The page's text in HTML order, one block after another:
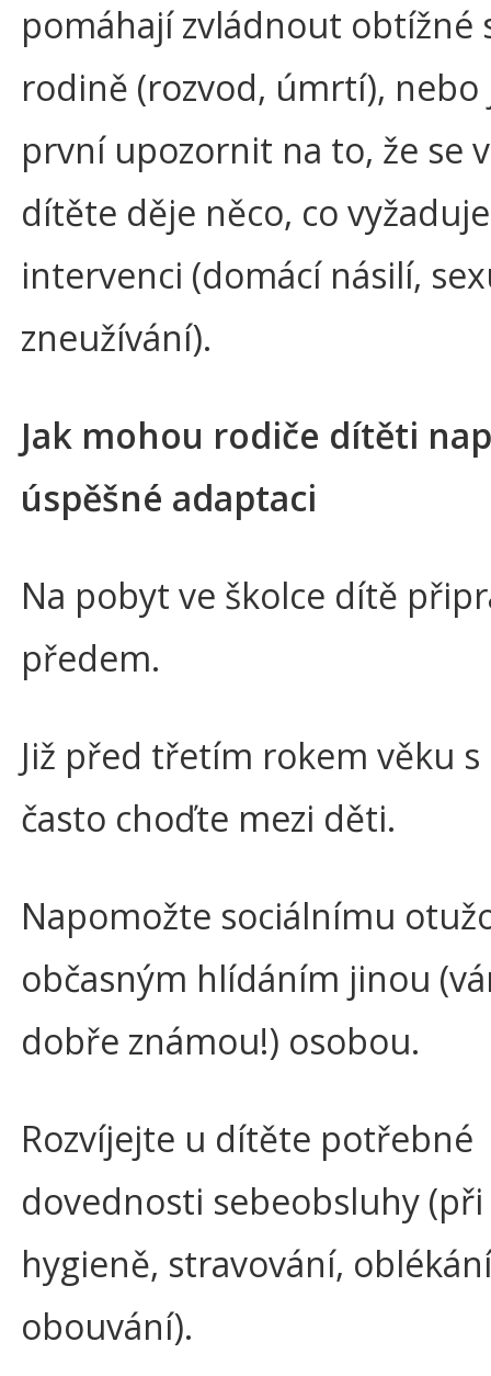
pomáhají zvládnout obtížné
rodině (rozvod, úmrtí), nebo
první upozornit na to, že se
dítěte děje něco, co
intervenci (domácí násilí,
zneužívání).
Jak mohou rodiče dítěti
úspěšné adaptaci
Na pobyt ve školce dítě
předem.
Již před třetím rokem věku
často choďte mezi děti.
Napomožte sociálnímu
občasným hlídáním jinou
dobře známou!) osobou.
Rozvíjejte u dítěte potřebné
dovednosti sebeobsluhy
hygieně, stravování,
obouvání).